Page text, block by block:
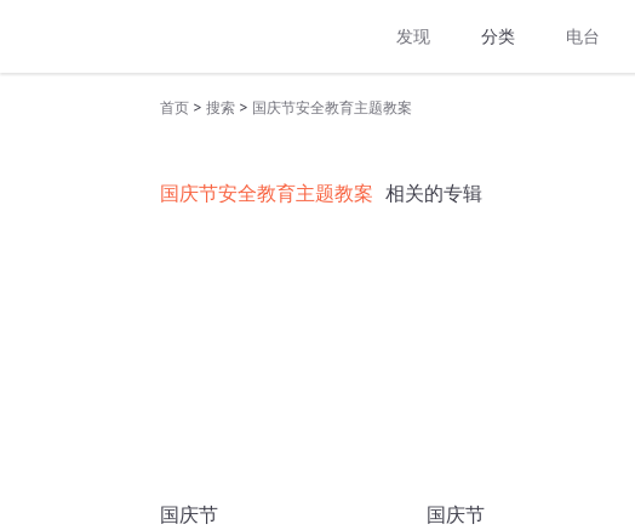
发现 分类 电台
首页 > 搜索 > 国庆节安全教育主题教案
国庆节安全教育主题教案 相关的专辑
国庆节 国庆节